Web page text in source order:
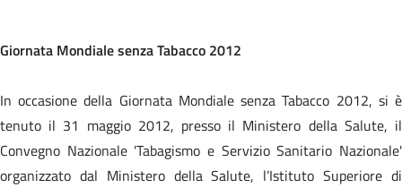
Giornata Mondiale senza Tabacco 2012
In occasione della Giornata Mondiale senza Tabacco 2012, si è
tenuto il 31 maggio 2012, presso il Ministero della Salute, il
Convegno Nazionale 'Tabagismo e Servizio Sanitario Nazionale'
organizzato dal Ministero della Salute, l’Istituto Superiore di